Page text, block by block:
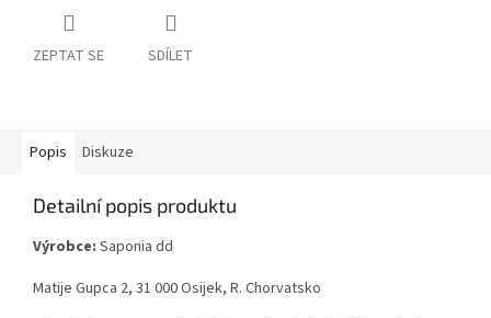
ZEPTAT SE SDÍLET
Popis Diskuze
Detailní popis produktu
Výrobce: Saponia dd
Matije Gupca 2, 31 000 Osijek, R. Chorvatsko